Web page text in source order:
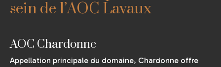
sein de l’AOC Lavaux
AOC Chardonne
Appellation principale du domaine, Chardonne offre